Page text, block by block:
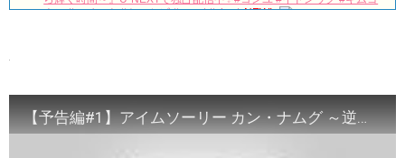
ウン #ユインナ #トッケビ #unext #short NEW!
イソンビン、授賞式でイグァンスに愛を告白。8年交際しても結
婚しない理由とは？ #イグァンス #恋愛8 NEW!
【予告編#1】アイムソーリー カン・ナムグ ～逆転人生～ (2017) – キム・ミンソ,パク・ソンホ,イ・イン